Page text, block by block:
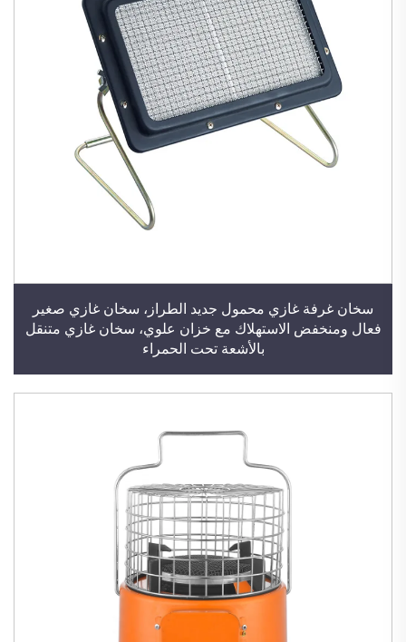
سخان غرفة غازي محمول جديد الطراز، سخان غازي صغير
فعال ومنخفض الاستهلاك مع خزان علوي، سخان غازي متنقل
بالأشعة تحت الحمراء